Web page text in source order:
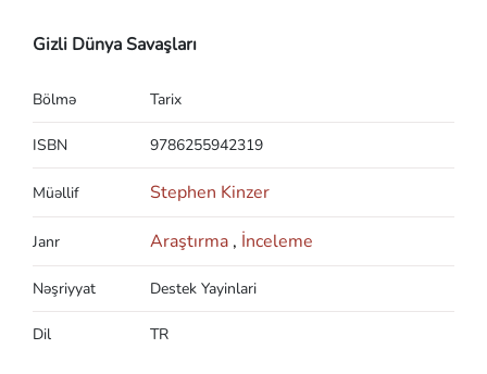
Gizli Dünya Savaşları
Bölmə Tarix
ISBN 9786255942319
Müəllif Stephen Kinzer
Janr Araştırma , İnceleme
Nəşriyyat Destek Yayinlari
Dil TR